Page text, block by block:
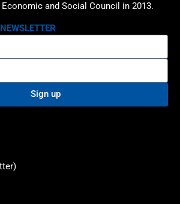
and Social Council in 2013.
Sign up